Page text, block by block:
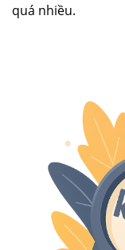
quá nhiều.